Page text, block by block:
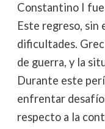
Constantino I
Este regreso, sin
dificultades.
de guerra, y la
Durante este
enfrentar
respecto a la